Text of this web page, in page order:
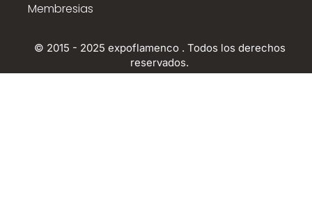
Membresias
© 2015 - 2025 expoflamenco . Todos los derechos
reservados.